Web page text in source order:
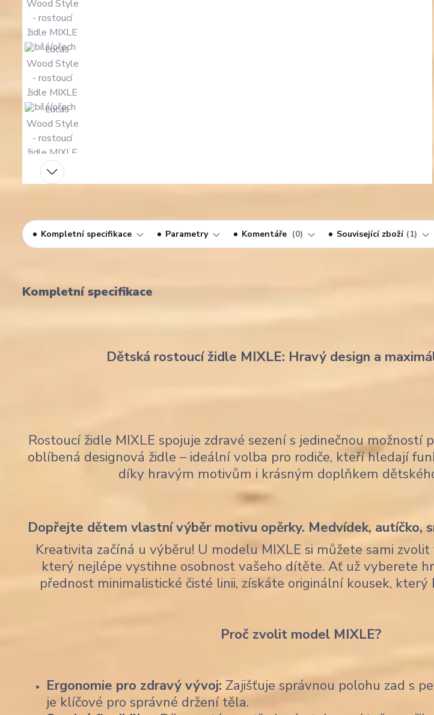
Kompletní specifikace Parametry Komentáře 0 Související zboží 1
Kompletní specifikace
Dětská rostoucí židle MIXLE: Hravý design a
Rostoucí židle MIXLE spojuje zdravé sezení s jedinečnou možností
oblíbená designová židle – ideální volba pro rodiče, kteří hledají
díky hravým motivům i krásným doplňkem
Dopřejte dětem vlastní výběr motivu opěrky. Medvídek, autíčko,
Kreativita začíná u výběru! U modelu MIXLE si můžete sami
který nejlépe vystihne osobnost vašeho dítěte. Ať už vyberete
přednost minimalistické čisté linii, získáte originální kousek, který
Proč zvolit model MIXLE?
Ergonomie pro zdravý vývoj: Zajišťuje správnou polohu zad s
je klíčové pro správné držení těla.